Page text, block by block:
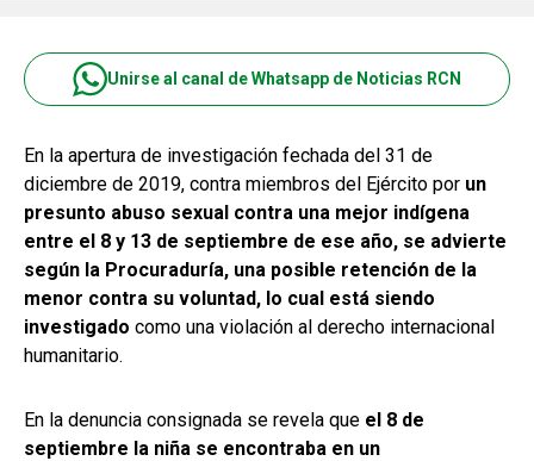
Unirse al canal de Whatsapp de Noticias RCN
En la apertura de investigación fechada del 31 de
diciembre de 2019, contra miembros del Ejército por un
presunto abuso sexual contra una mejor indígena
entre el 8 y 13 de septiembre de ese año, se advierte
según la Procuraduría, una posible retención de la
menor contra su voluntad, lo cual está siendo
investigado como una violación al derecho internacional
humanitario.
En la denuncia consignada se revela que el 8 de
septiembre la niña se encontraba en un